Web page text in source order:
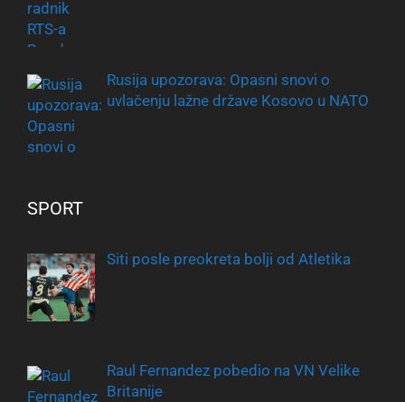
Rusija upozorava: Opasni snovi o
uvlačenju lažne države Kosovo u NATO
SPORT
Siti posle preokreta bolji od Atletika
Raul Fernandez pobedio na VN Velike
Britanije